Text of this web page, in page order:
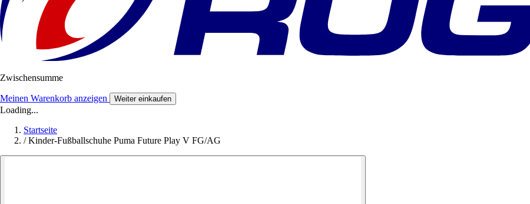
Zwischensumme
Meinen Warenkorb anzeigen Weiter einkaufen
Loading...
Startseite
/ Kinder-Fußballschuhe Puma Future Play V FG/AG